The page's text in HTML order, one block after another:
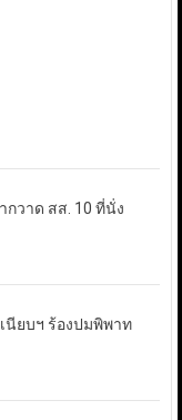
กวาด สส. 10 ที่นั่ง
นียบฯ ร้องปมพิพาท